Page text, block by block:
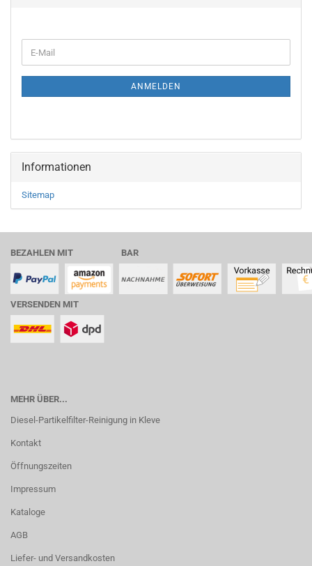
ZUR
E-
Mail
ANMELDEN
Informationen
Sitemap
BEZAHLEN MIT BAR
VERSENDEN MIT
MEHR ÜBER...
Diesel-Partikelfilter-Reinigung in Kleve
Kontakt
Öffnungszeiten
Impressum
Kataloge
AGB
Liefer- und Versandkosten